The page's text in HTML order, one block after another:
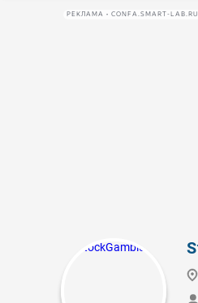
РЕКЛАМА • CONFA.SMART-LAB.RU